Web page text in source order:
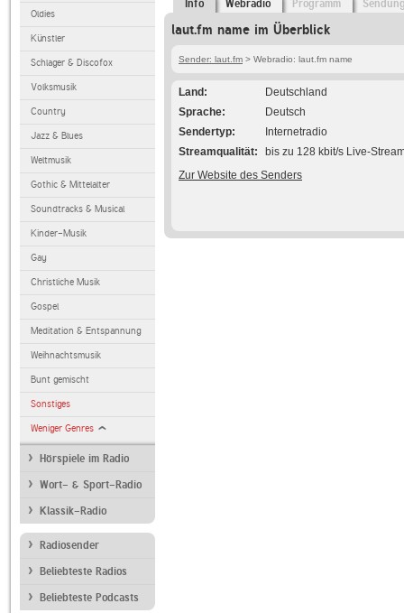
Oldies
Künstler
Schlager & Discofox
Volksmusik
Country
Jazz & Blues
Weltmusik
Gothic & Mittelalter
Soundtracks & Musical
Kinder-Musik
Gay
Christliche Musik
Gospel
Meditation & Entspannung
Weihnachtsmusik
Bunt gemischt
Sonstiges
Weniger Genres
Hörspiele im Radio
Wort- & Sport-Radio
Klassik-Radio
Radiosender
Beliebteste Radios
Beliebteste Podcasts
Info Webradio Programm
laut.fm name im Überblick
Sender: laut.fm > Webradio: laut.fm name
Land
Deutschland
Sprache
Deutsch
Sendertyp
Internetradio
Streamqualität
bis zu 128 kbit/s Live-
Zur Website des Senders